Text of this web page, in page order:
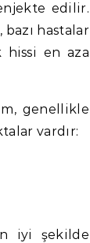
edilir.
hastalar
hissi en aza
genellikle
vardır:
iyi şekilde